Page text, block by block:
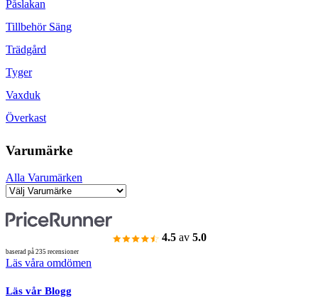
Påslakan
Tillbehör Säng
Trädgård
Tyger
Vaxduk
Överkast
Varumärke
Alla Varumärken
4.5 av 5.0
baserad på 235 recensioner
Läs våra omdömen
Läs vår Blogg